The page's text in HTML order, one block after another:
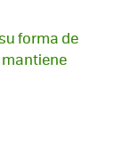
forma de
mantiene